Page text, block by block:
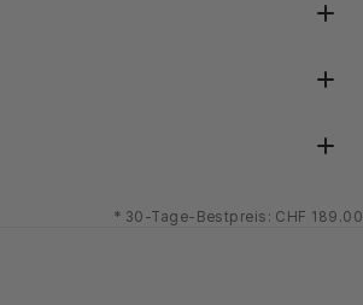
* 30-Tage-Bestpreis: CHF 189.00